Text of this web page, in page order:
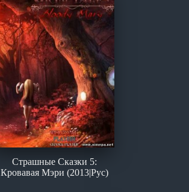
Страшные Сказки 5:
Кровавая Мэри (2013|Рус)